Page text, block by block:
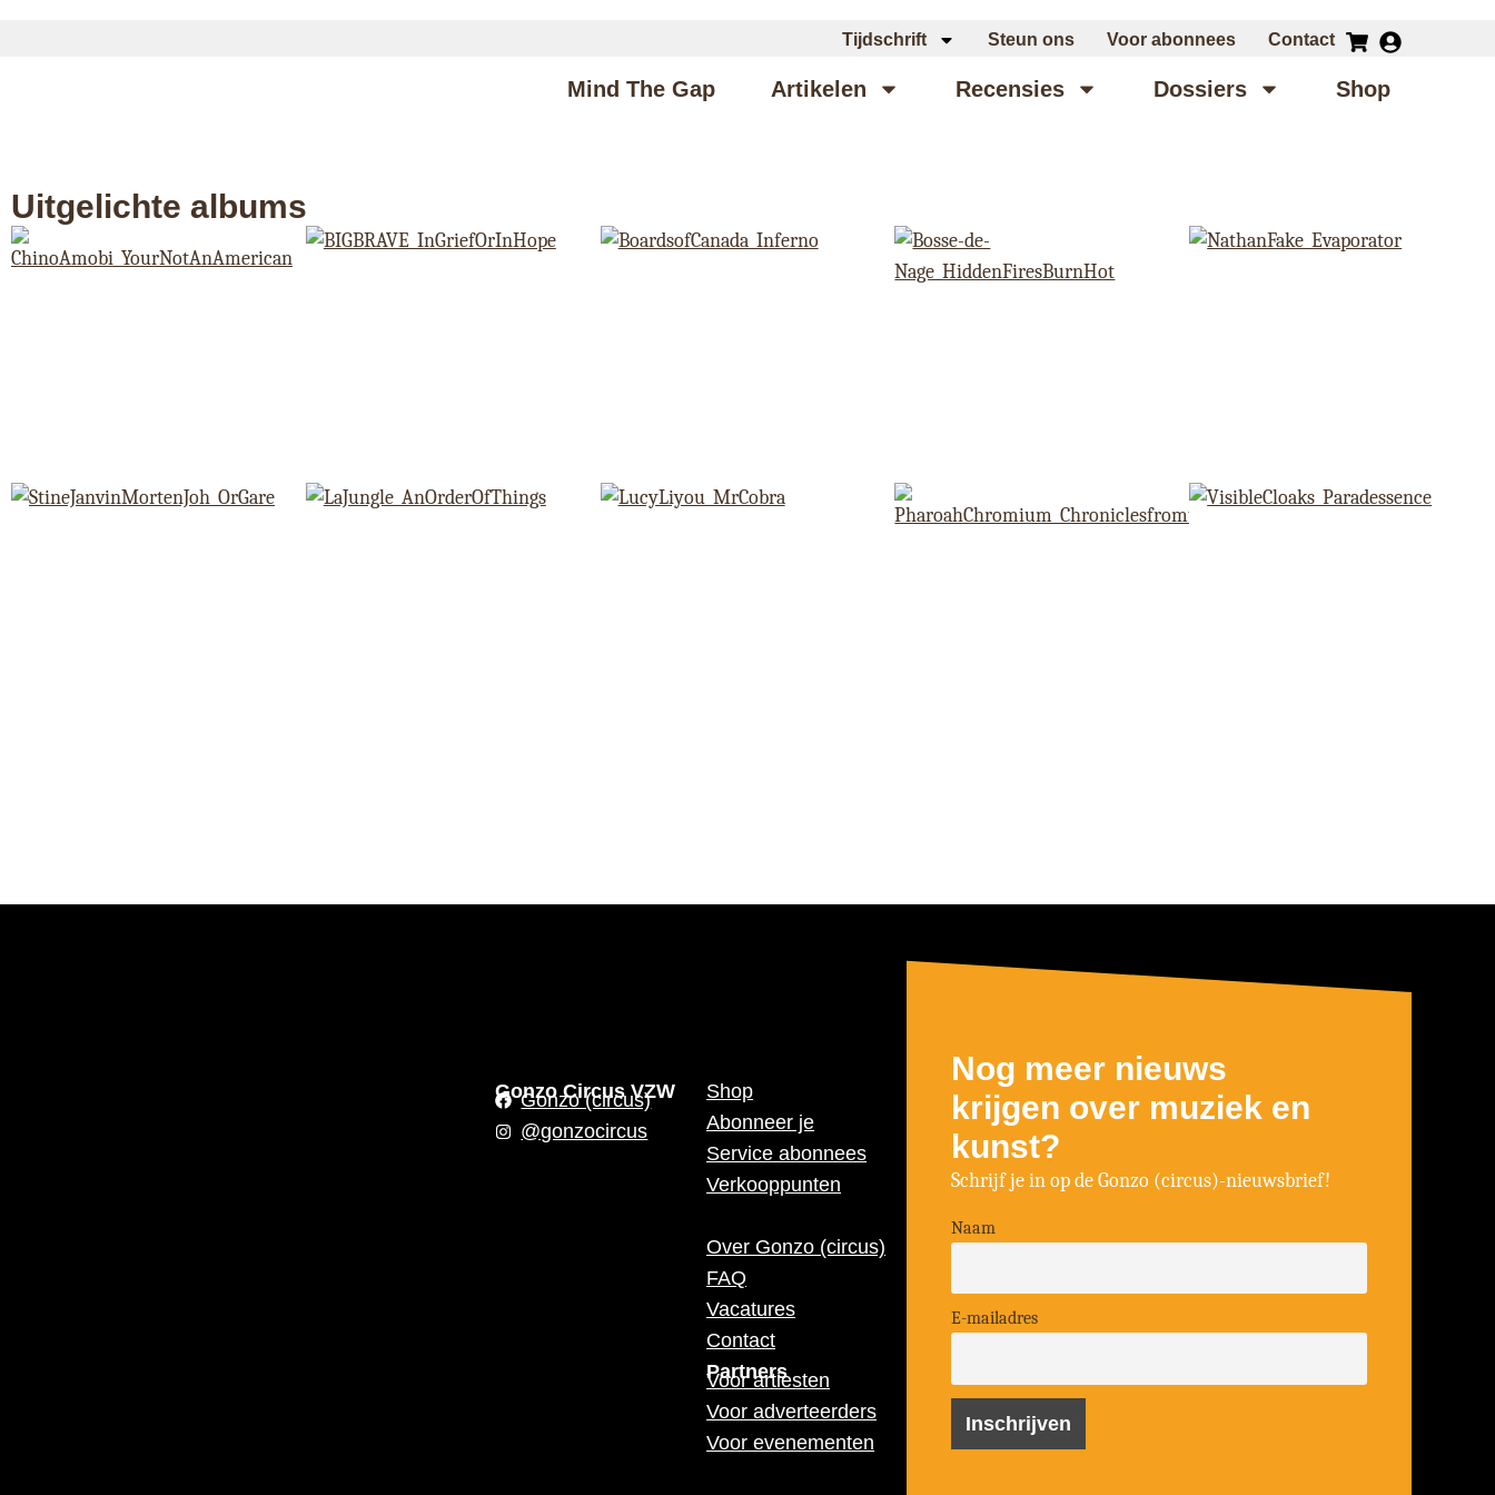
Tijdschrift Steun ons Voor abonnees Contact
Mind The Gap Artikelen Recensies Dossiers Shop
Uitgelichte albums
Gonzo Circus VZW
Gonzo (circus)
@gonzocircus
Shop
Abonneer je
Service abonnees
Verkooppunten
Over Gonzo (circus)
FAQ
Vacatures
Contact
Partners
Voor artiesten
Voor adverteerders
Voor evenementen
Nog meer nieuws
krijgen over muziek en
kunst?
Schrijf je in op de Gonzo (circus)-nieuwsbrief!
Naam
E-mailadres